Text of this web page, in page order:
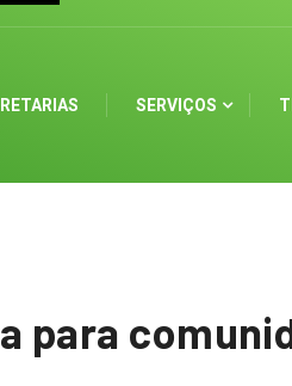
SERVIÇOS
para